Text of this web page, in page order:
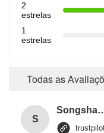
2
estrelas
1
estrelas
Todas as
S